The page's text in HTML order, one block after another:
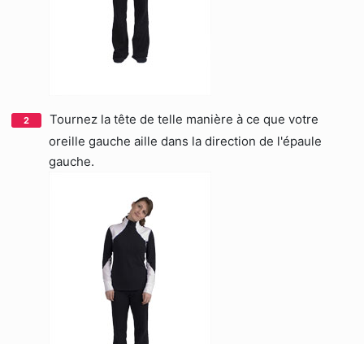
Tournez la tête de telle manière à ce que votre
oreille gauche aille dans la direction de l'épaule
gauche.